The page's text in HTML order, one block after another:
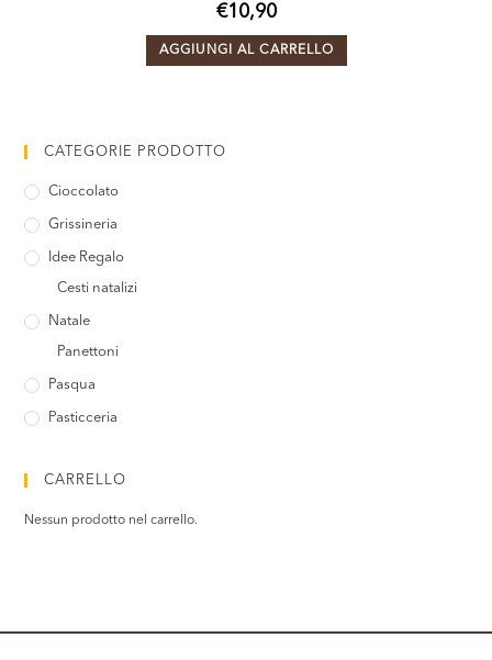
€10,90
AGGIUNGI AL CARRELLO
CATEGORIE PRODOTTO
Cioccolato
Grissineria
Idee Regalo
Cesti natalizi
Natale
Panettoni
Pasqua
Pasticceria
CARRELLO
Nessun prodotto nel carrello.